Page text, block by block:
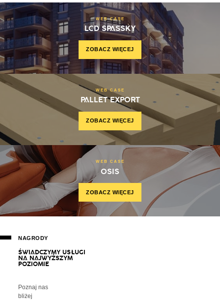
WEB CASE
LCD SPASSKY
ZOBACZ WIĘCEJ
WEB CASE
PALLET EXPORT
ZOBACZ WIĘCEJ
WEB CASE
OSIS
ZOBACZ WIĘCEJ
NAGRODY
ŚWIADCZYMY USŁUGI
NA NAJWYŻSZYM
POZIOMIE
Poznaj nas
bliżej